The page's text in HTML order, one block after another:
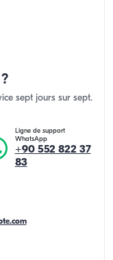
sept jours sur sept.
Ligne de support
WhatsApp
+90 552 822 37
83